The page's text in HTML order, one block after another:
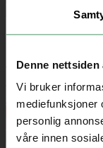
Denne
Vi bruker
mediefunksjoner
personlig
våre innen
Baderomsspeil
Rundt
1799,00kr
pris
var:
Les mer